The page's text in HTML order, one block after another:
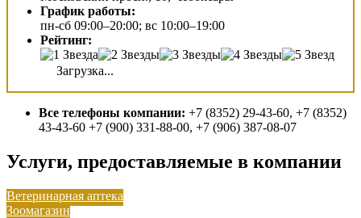
График работы:
пн-сб 09:00–20:00; вс 10:00–19:00
Рейтинг:
Загрузка...
Все телефоны компании: +7 (8352) 29-43-60, +7 (8352)
43-43-60 +7 (900) 331-88-00, +7 (906) 387-08-07
Услуги, предоставляемые в компании
Ветеринарная аптека
Зоомагазин